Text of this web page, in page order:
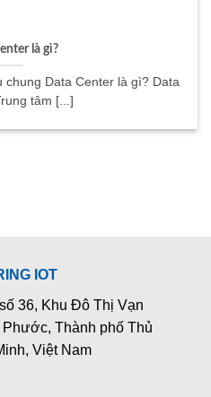
là gì?
chung Data Center là gì? Data
tâm [...]
IOT
36, Khu Đô Thị Vạn
Thành phố Thủ
Việt Nam